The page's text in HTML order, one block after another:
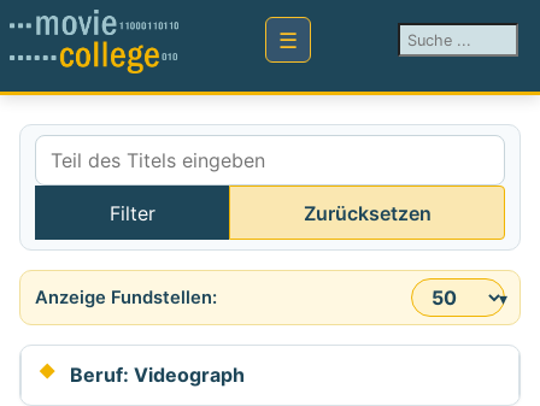
Suchen ...
Teil des Titels eingeben
Filter Zurücksetzen
Anzeige #
Beruf: Videograph